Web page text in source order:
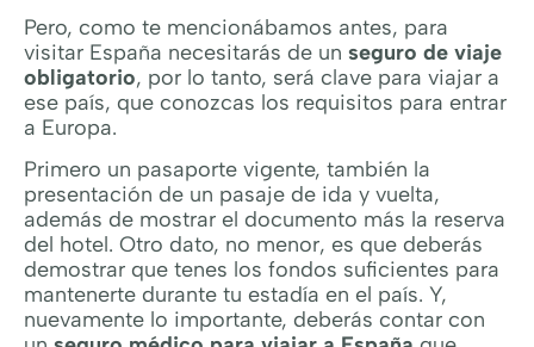
Pero, como te mencionábamos antes, para
visitar España necesitarás de un seguro de viaje
obligatorio, por lo tanto, será clave para viajar a
ese país, que conozcas los requisitos para entrar
a Europa.
Primero un pasaporte vigente, también la
presentación de un pasaje de ida y vuelta,
además de mostrar el documento más la reserva
del hotel. Otro dato, no menor, es que deberás
demostrar que tenes los fondos suficientes para
mantenerte durante tu estadía en el país. Y,
nuevamente lo importante, deberás contar con